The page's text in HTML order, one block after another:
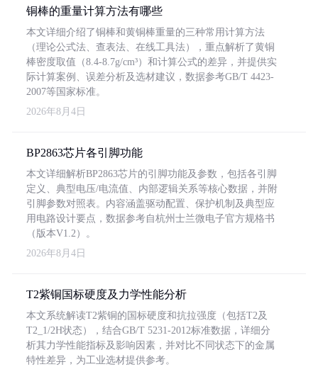
铜棒的重量计算方法有哪些
本文详细介绍了铜棒和黄铜棒重量的三种常用计算方法
（理论公式法、查表法、在线工具法），重点解析了黄铜
棒密度取值（8.4-8.7g/cm³）和计算公式的差异，并提供实
际计算案例、误差分析及选材建议，数据参考GB/T 4423-
2007等国家标准。
2026年8月4日
BP2863芯片各引脚功能
本文详细解析BP2863芯片的引脚功能及参数，包括各引脚
定义、典型电压/电流值、内部逻辑关系等核心数据，并附
引脚参数对照表。内容涵盖驱动配置、保护机制及典型应
用电路设计要点，数据参考自杭州士兰微电子官方规格书
（版本V1.2）。
2026年8月4日
T2紫铜国标硬度及力学性能分析
本文系统解读T2紫铜的国标硬度和抗拉强度（包括T2及
T2_1/2H状态），结合GB/T 5231-2012标准数据，详细分
析其力学性能指标及影响因素，并对比不同状态下的金属
特性差异，为工业选材提供参考。